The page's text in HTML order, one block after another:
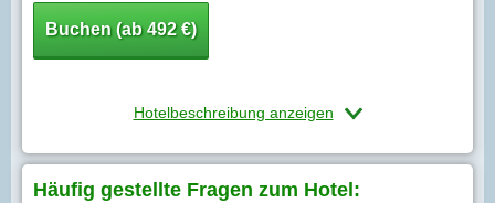
Buchen (ab 492 €)
Hotelbeschreibung anzeigen
Häufig gestellte Fragen zum Hotel: